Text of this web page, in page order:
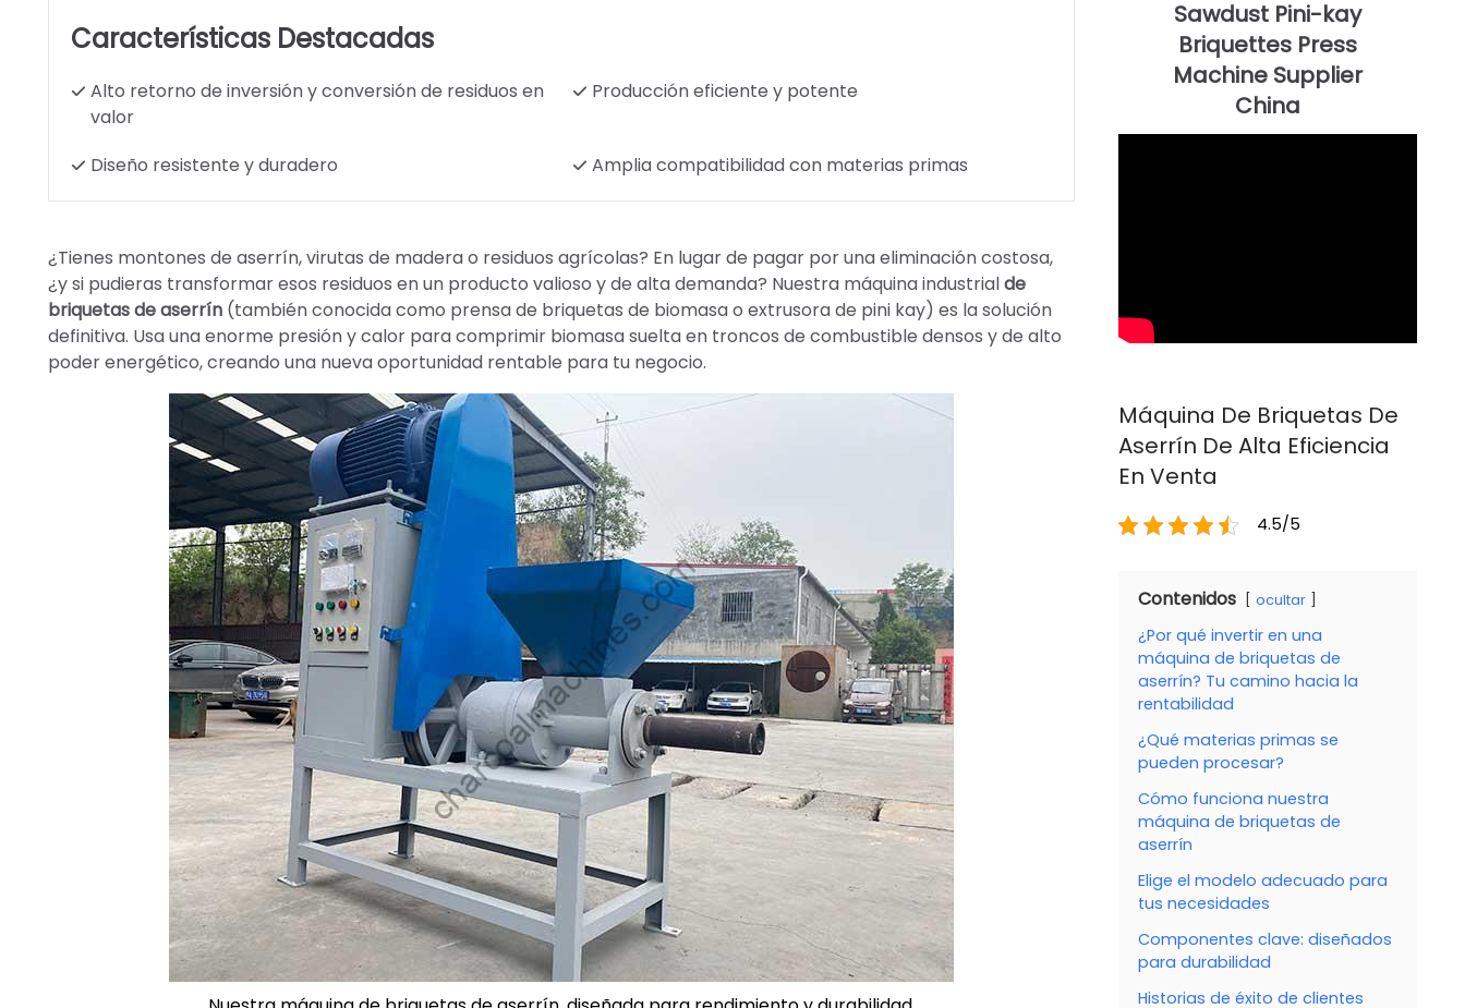
Características Destacadas
Alto retorno de inversión y conversión de residuos en
valor
Producción eficiente y potente
Diseño resistente y duradero Amplia compatibilidad con materias primas
¿Tienes montones de aserrín, virutas de madera o residuos agrícolas? En lugar de pagar por una eliminación costosa,
¿y si pudieras transformar esos residuos en un producto valioso y de alta demanda? Nuestra máquina industrialde
briquetas de aserrín (también conocida como prensa de briquetas de biomasa o extrusora de pini kay) es la solución
definitiva. Usa una enorme presión y calor para comprimir biomasa suelta en troncos de combustible densos y de alto
poder energético, creando una nueva oportunidad rentable para tu negocio.
Máquina De Briquetas De
Aserrín De Alta Eficiencia
En Venta
4.5/5
Contenidos ocultar
¿Por qué invertir en una
máquina de briquetas de
aserrín? Tu camino hacia la
rentabilidad
¿Qué materias primas se
pueden procesar?
Cómo funciona nuestra
máquina de briquetas de
aserrín
Elige el modelo adecuado para
tus necesidades
Componentes clave: diseñados
para durabilidad
Historias de éxito de clientes